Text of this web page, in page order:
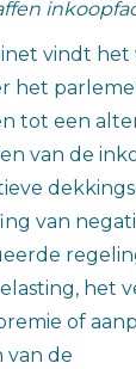
vindt het
het
tot een
van de
van
het
of
van de